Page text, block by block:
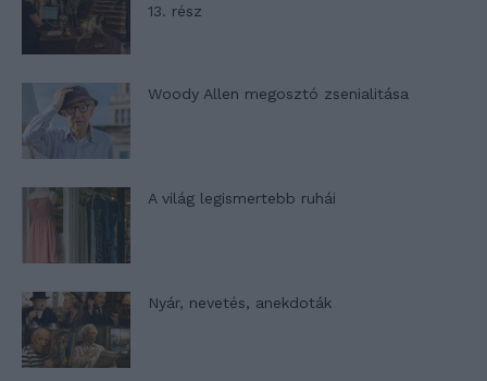
13. rész
Woody Allen megosztó zsenialitása
A világ legismertebb ruhái
Nyár, nevetés, anekdoták